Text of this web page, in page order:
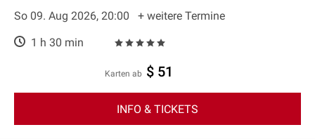
So 09. Aug 2026, 20:00
+ weitere Termine
1 h 30 min
Karten ab $ 51
INFO & TICKETS